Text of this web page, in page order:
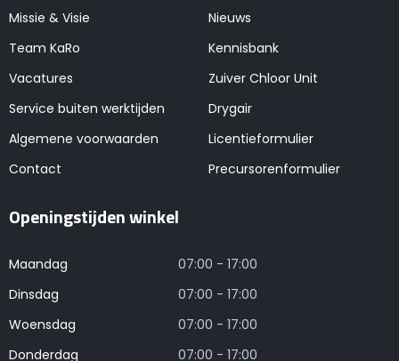
Missie & Visie
Team KaRo
Vacatures
Service buiten werktijden
Algemene voorwaarden
Contact
Nieuws
Kennisbank
Zuiver Chloor Unit
Drygair
Licentieformulier
Precursorenformulier
Openingstijden winkel
Maandag
07:00 - 17:00
Dinsdag
07:00 - 17:00
Woensdag
07:00 - 17:00
Donderdag
07:00 - 17:00